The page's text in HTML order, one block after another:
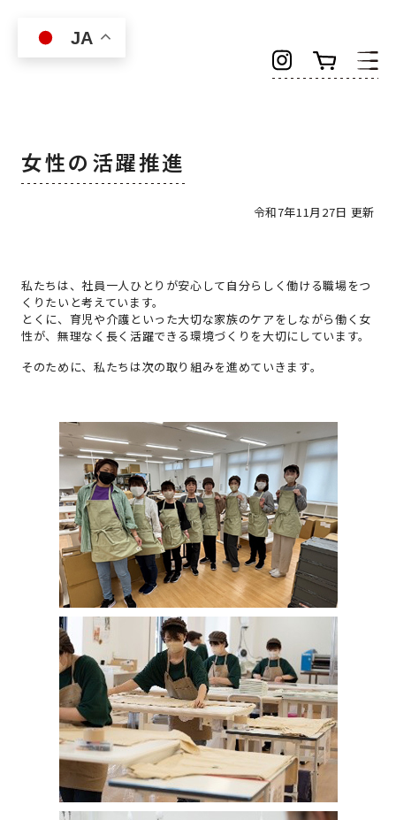
女性の活躍推進
令和7年11月27日 更新
私たちは、社員一人ひとりが安心して自分らしく働ける職場をつ
くりたいと考えています。
とくに、育児や介護といった大切な家族のケアをしながら働く女
性が、無理なく長く活躍できる環境づくりを大切にしています。
そのために、私たちは次の取り組みを進めていきます。
JA